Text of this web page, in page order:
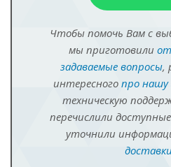
Чтобы помочь Вам с
мы приготовили
задаваемые вопросы,
интересного про
техническую
перечислили доступные
уточнили